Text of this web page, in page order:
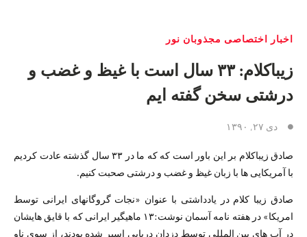
اخبار اختصاصی مجذوبان نور
زیباکلام: ۳۳ سال است با غیظ و غضب و
درشتی سخن گفته ایم
دی ۲۷, ۱۳۹۰
صادق زیباکلام بر این باور است که که ما در ۳۳ سال گذشته عادت کردیم
با آمریکایی ها با زبان غیظ و غضب و درشتی صحبت کنیم.
صادق زیبا کلام در یادداشتی با عنوان «نجات گروگان​های ایرانی توسط
امریکا» در هفته نامه آسمان نوشت:۱۳ ماهیگیر ایرانی که با قایق هایشان
در آب های بین المللی توسط دزدان دریایی اسیر شده بودند، از سوی ناو